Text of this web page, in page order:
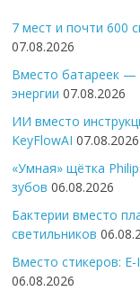
7 мест и почти 600
07.08.2026
Вместо батареек —
энергии 07.08.2026
ИИ вместо
KeyFlowAI 07.08.2026
«Умная» щётка
зубов 06.08.2026
Бактерии вместо
светильников
Вместо стикеров:
06.08.2026